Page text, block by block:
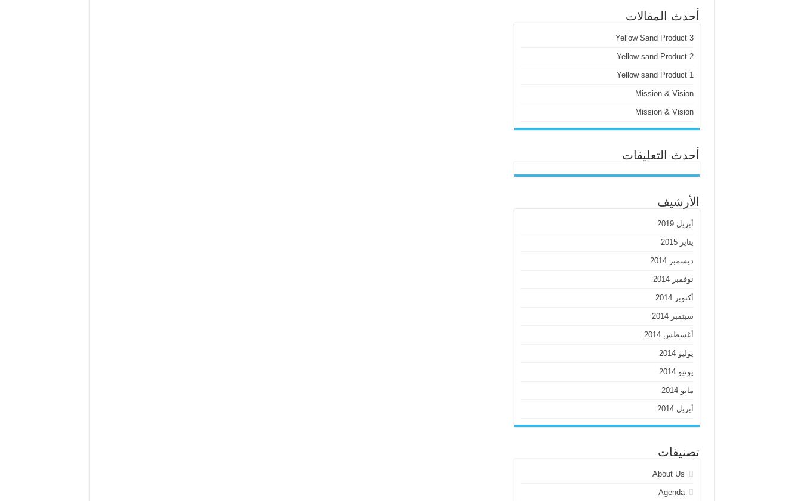
أحدث المقالات
Yellow Sand Product 3
Yellow sand Product 2
Yellow sand Product 1
Mission & Vision
Mission & Vision
أحدث التعليقات
الأرشيف
أبريل 2019
يناير 2015
ديسمبر 2014
نوفمبر 2014
أكتوبر 2014
سبتمبر 2014
أغسطس 2014
يوليو 2014
يونيو 2014
مايو 2014
أبريل 2014
تصنيفات
About Us
Agenda